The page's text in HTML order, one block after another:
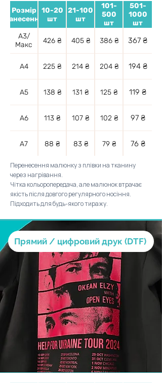
Розмір
нанесення
10-20
шт
21-100
шт
101-
500
шт
501-
1000
шт
А3/
Макс
426 ₴ 405 ₴ 386 ₴ 367 ₴
А4 225 ₴ 214 ₴ 204 ₴ 194 ₴
А5 138 ₴ 131 ₴ 125 ₴ 119 ₴
А6 113 ₴ 107 ₴ 102 ₴ 97 ₴
А7 88 ₴ 83 ₴ 79 ₴ 76 ₴
А8 63 ₴ 60 ₴ 57 ₴ 54 ₴
А9 50 ₴ 48 ₴ 45 ₴ 43 ₴
А10 38 ₴ 36 ₴ 34 ₴ 32 ₴
Перенесення малюнку з плівки на тканину
через нагрівання.
Чітка кольоропередача, але малюнок втрачає
якість після довгого регулярного носіння.
Підходить для будь-якого тиражу.
Прямий / цифровий друк (DTF)